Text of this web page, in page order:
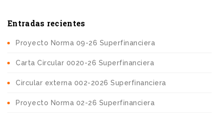
Entradas recientes
Proyecto Norma 09-26 Superfinanciera
Carta Circular 0020-26 Superfinanciera
Circular externa 002-2026 Superfinanciera
Proyecto Norma 02-26 Superfinanciera